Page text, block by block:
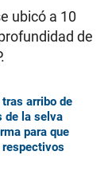
ubicó a 10
de
arribo de
de la selva
para que